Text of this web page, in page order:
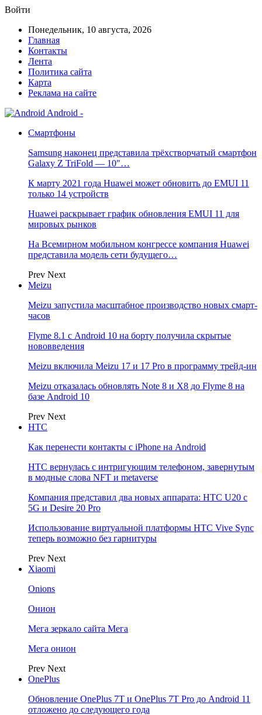
Войти
Понедельник, 10 августа, 2026
Главная
Контакты
Лента
Политика сайта
Карта
Реклама на сайте
Android -
Смартфоны
Samsung наконец представила трёхстворчатый смартфон
Galaxy Z TriFold — 10″…
К марту 2021 года Huawei может обновить до EMUI 11
только 14 устройств
Huawei раскрывает график обновления EMUI 11 для
мировых рынков
На Всемирном мобильном конгрессе компания Huawei
представила модель сети будущего…
Prev Next
Meizu
Meizu запустила масштабное производство новых смарт-
часов
Flyme 8.1 с Android 10 на борту получила скрытые
нововведения
Meizu включила Meizu 17 и 17 Pro в программу трейд-ин
Meizu отказалась обновлять Note 8 и X8 до Flyme 8 на
базе Android 10
Prev Next
НТС
Как перенести контакты с iPhone на Android
HTC вернулась с интригующим телефоном, завернутым
в модные слова NFT и metaverse
Компания представил два новых аппарата: HTC U20 с
5G и Desire 20 Pro
Использование виртуальной платформы HTC Vive Sync
теперь возможно без гарнитуры
Prev Next
Xiaomi
Onions
Онион
Мега зеркало сайта Мега
Мега онион
Prev Next
OnePlus
Обновление OnePlus 7T и OnePlus 7T Pro до Android 11
отложено до следующего года